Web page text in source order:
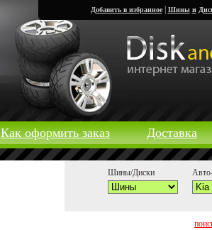
Добавить в избранное| Шины и
Как оформить заказ Доставка
Шины/Диски